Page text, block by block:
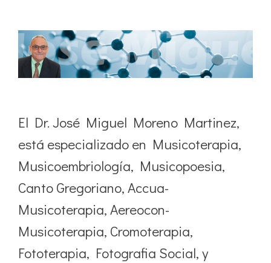
El Dr. José Miguel Moreno Martinez,
está especializado en Musicoterapia,
Musicoembriología, Musicopoesia,
Canto Gregoriano, Accua-
Musicoterapia, Aereocon-
Musicoterapia, Cromoterapia,
Fototerapia, Fotografia Social, y